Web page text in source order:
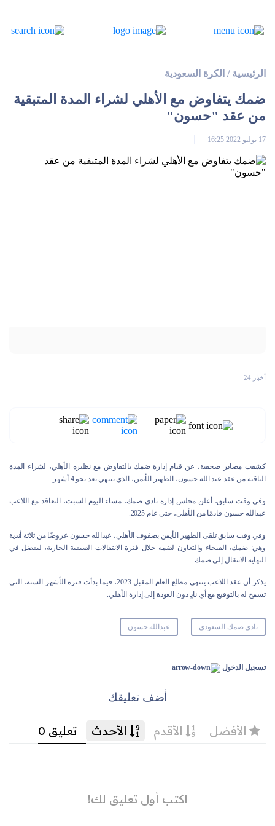
الرئيسية / الكرة السعودية
ضمك يتفاوض مع الأهلي لشراء المدة المتبقية
من عقد "حسون"
17 يوليو 2022 16:25
أخبار 24
كشفت مصادر صحفية، عن قيام إدارة ضمك بالتفاوض مع نظيره الأهلي، لشراء المدة
الباقية من عقد عبد الله حسون، الظهير الأيمن، الذي ينتهي بعد نحو 4 أشهر.
وفي وقت سابق، أعلن مجلس إدارة نادي ضمك، مساء اليوم السبت، التعاقد مع اللاعب
عبدالله حسون قادمًا من الأهلي، حتى عام 2025.
وفي وقت سابق تلقى الظهير الأيمن بصفوف الأهلي، عبدالله حسون عروضًا من ثلاثة أندية
وهي: ضمك، الفيحاء والتعاون لضمه خلال فترة الانتقالات الصيفية الجارية، ليفضل في
النهاية الانتقال إلى ضمك.
يذكر أن عقد اللاعب ينتهى مطلع العام المقبل 2023، فيما بدأت فترة الأشهر الستة، التي
تسمح له بالتوقيع مع أي نادٍ دون العودة إلى إدارة الأهلي.
نادي ضمك السعودي عبدالله حسون
تسجيل الدخول
أضف تعليقك